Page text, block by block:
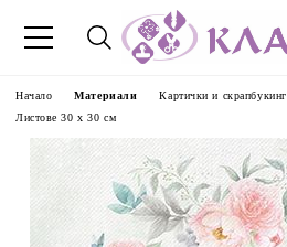
Начало Материали Картички и скрапбукинг
Листове 30 х 30 см